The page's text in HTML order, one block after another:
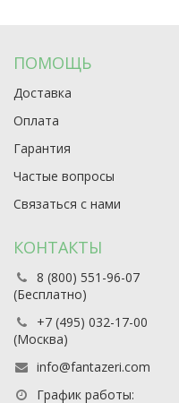
ПОМОЩЬ
Доставка
Оплата
Гарантия
Частые вопросы
Связаться с нами
КОНТАКТЫ
8 (800) 551-96-07
(Бесплатно)
+7 (495) 032-17-00
(Москва)
info@fantazeri.com
График работы: